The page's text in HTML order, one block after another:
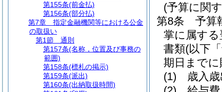
(予算に関
第8条
予算
掌に属す
書類(以下
期日まで
(1)
歳入
第155条(前金払)
第156条(部分払)
第7章
指定金融機関等における公金
の取扱い
第1節
通則
第157条(名称，位置及び事務の
範囲)
第158条(標札の掲示)
第159条(派出)
第160条(出納取扱時間)